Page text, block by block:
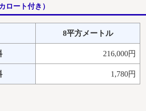
ロート付き）
8平方メートル
216,000円
1,780円